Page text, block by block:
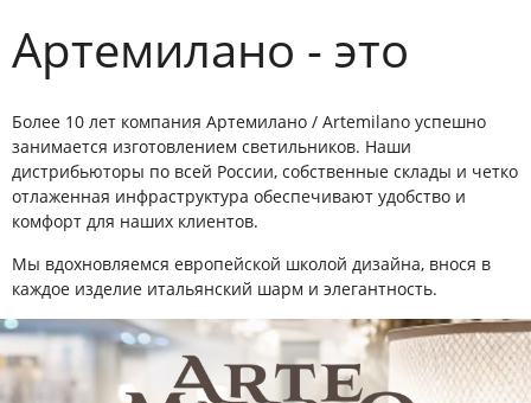
Артемилано - это
Более 10 лет компания Артемилано / Artemilano успешно
занимается изготовлением светильников. Наши
дистрибьюторы по всей России, собственные склады и четко
отлаженная инфраструктура обеспечивают удобство и
комфорт для наших клиентов.
Мы вдохновляемся европейской школой дизайна, внося в
каждое изделие итальянский шарм и элегантность.